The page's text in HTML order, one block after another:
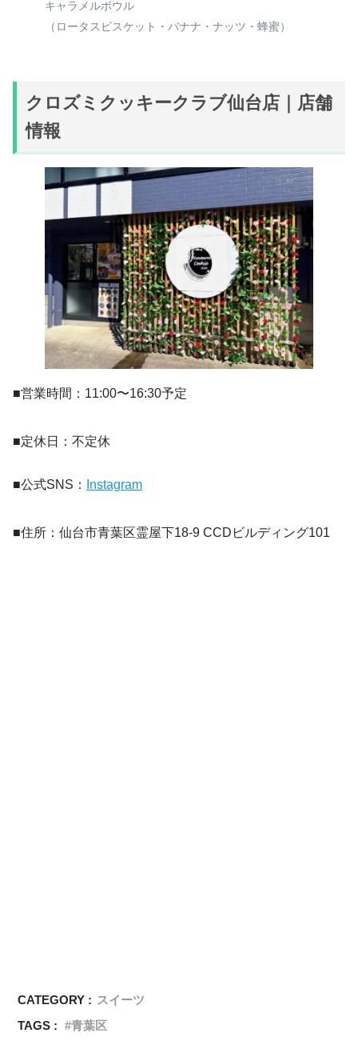
キャラメルボウル
（ロータスビスケット・バナナ・ナッツ・蜂蜜）
クロズミクッキークラブ仙台店｜店舗
情報
■営業時間：11:00〜16:30予定
■定休日：不定休
■公式SNS： Instagram
■住所：仙台市青葉区霊屋下18-9 CCDビルディング101
CATEGORY : スイーツ
TAGS :
青葉区